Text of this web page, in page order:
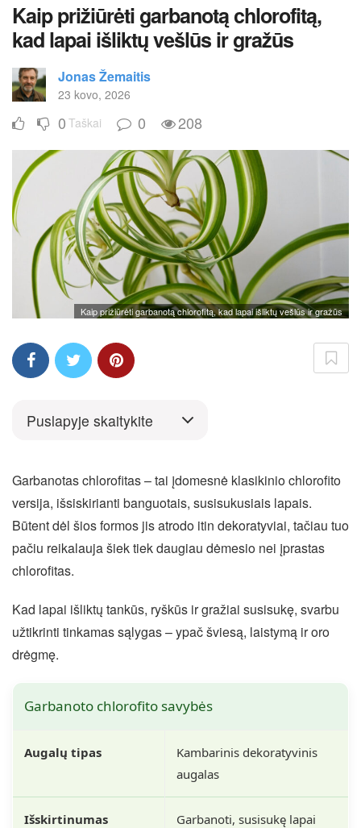
Kaip prižiūrėti garbanotą chlorofitą,
kad lapai išliktų vešlūs ir gražūs
Jonas Žemaitis
23 kovo, 2026
0 Taškai 0 208
Kaip prižiūrėti garbanotą chlorofitą, kad lapai išliktų vešlūs ir gražūs
Puslapyje skaitykite
Garbanotas chlorofitas – tai įdomesnė klasikinio chlorofito
versija, išsiskirianti banguotais, susisukusiais lapais.
Būtent dėl šios formos jis atrodo itin dekoratyviai, tačiau tuo
pačiu reikalauja šiek tiek daugiau dėmesio nei įprastas
chlorofitas.
Kad lapai išliktų tankūs, ryškūs ir gražiai susisukę, svarbu
užtikrinti tinkamas sąlygas – ypač šviesą, laistymą ir oro
drėgmę.
Garbanoto chlorofito savybės
Augalų tipas
Kambarinis dekoratyvinis
augalas
Išskirtinumas Garbanoti, susisukę lapai